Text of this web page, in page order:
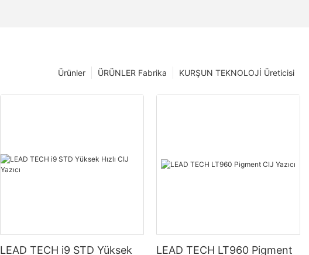
KURŞUN TEKNOLOJİ Üreticisi
ÜRÜNLER Fabrika
Ürünler
LEAD TECH i9 STD Yüksek
LEAD TECH LT960 Pigment